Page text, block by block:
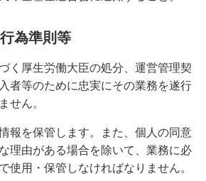
座（マルチカレンシー口
仲介サービス
為準則等
く厚生労働大臣の処分、運営管理契
者等のために忠実にその業務を遂行
せん。
報を保管します。また、個人の同意
理由がある場合を除いて、業務に必
使用・保管しなければなりません。